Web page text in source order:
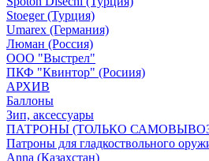
Stoeger (Турция)
Umarex (Германия)
Люман (Россия)
ООО "Выстрел"
ПКФ "Квинтор" (Росиия)
АРХИВ
Баллоны
Зип, аксессуары
ПАТРОНЫ (ТОЛЬКО
Патроны для гладкоствольного
Anna (Казахстан)